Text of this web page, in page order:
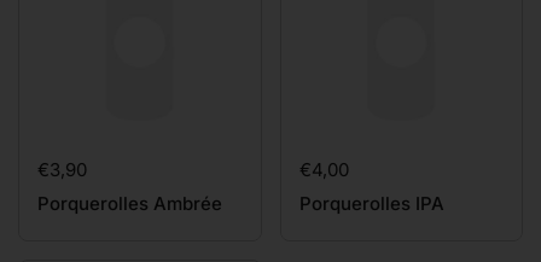
Prix:
€3,90
Porquerolles Ambrée
Prix:
€4,00
Porquerolles IPA